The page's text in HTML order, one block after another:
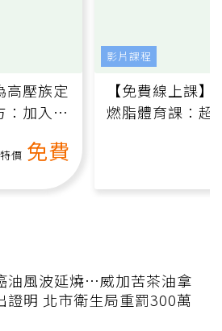
高壓族定
：加入行
特價 免費
【免費線上課
燃脂體育課：超
影片課程
油風波延燒…威加苦茶油拿
證明 北市衛生局重罰300萬